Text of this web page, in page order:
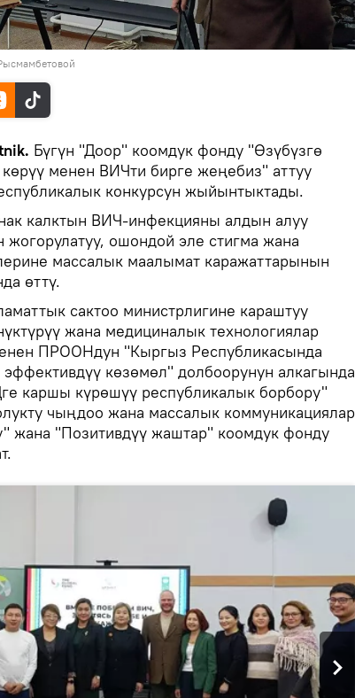
Бүгүн "Доор" коомдук фонду "Өзүбүзгө
менен ВИЧти бирге жеңебиз" аттуу
конкурсун жыйынтыктады.
калктын ВИЧ-инфекцияны алдын алуу
ошондой эле стигма жана
массалык маалымат каражаттарынын
өттү.
сактоо министрлигине караштуу
жана медициналык технологиялар
ПРООНдун "Кыргыз Республикасында
көзөмөл" долбоорунун алкагында
каршы күрөшүү республикалык борбору"
чыңдоо жана массалык коммуникациялар
жана "Позитивдүү жаштар" коомдук фонду